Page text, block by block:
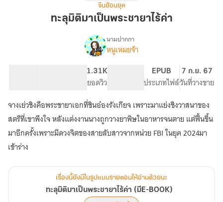
มา
เป็น
จีนย้อนยุค
ทะลุมิติมาเป็นพระชายาไร้ค่า
เรื่อง
ทะลุ
พระ
ชายา
ไร้
ค่า
(มีE-
นามปากกา
หนูเหมยจ้า
1.31K
ยอดวิว
EPUB
ประเภทไฟล์
7 ก.ย. 67
วันที่วางขาย
จางเย่วชิงคือพระชายาเอกที่ชินอ๋องรังเกียจ เพราะมาแย่งชิงวาสนาของ
สตรีที่เขาพึงใจ หลังแต่งงานนางถูกวางยาพิษในอาหารจนตาย แต่ฟื้นขึ้น
มาอีกครั้งเพราะมีดวงจิตของสายลับสาวจากหน่วย FBI ในยุค 2024มา
เข้าร่าง
เรื่องนี้ยังมีในรูปแบบรายตอนให้อ่านด้วยนะ
ทะลุมิติมาเป็นพระชายาไร้ค่า (มีE-BOOK)